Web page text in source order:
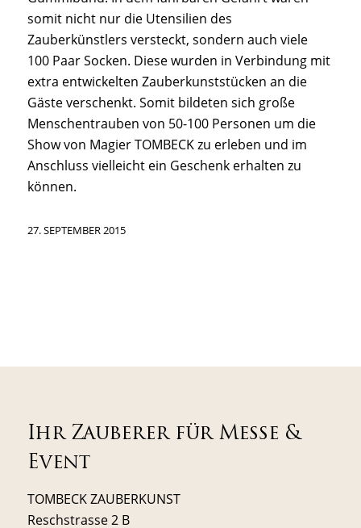
somit nicht nur die Utensilien des
Zauberkünstlers versteckt, sondern auch viele
100 Paar Socken. Diese wurden in Verbindung mit
extra entwickelten Zauberkunststücken an die
Gäste verschenkt. Somit bildeten sich große
Menschentrauben von 50-100 Personen um die
Show von Magier TOMBECK zu erleben und im
Anschluss vielleicht ein Geschenk erhalten zu
können.
27. SEPTEMBER 2015
Ihr Zauberer für Messe &
Event
TOMBECK ZAUBERKUNST
Reschstrasse 2 B